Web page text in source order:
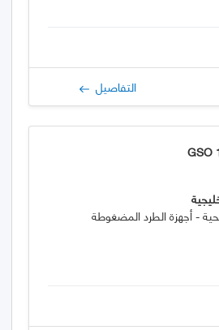
التفاصيل
GSO
- أجهزة الطرد المضغوطة